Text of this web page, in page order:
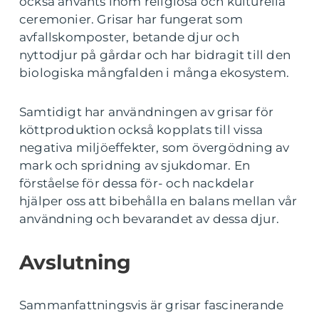
ceremonier. Grisar har fungerat som
avfallskomposter, betande djur och
nyttodjur på gårdar och har bidragit till den
biologiska mångfalden i många ekosystem.
Samtidigt har användningen av grisar för
köttproduktion också kopplats till vissa
negativa miljöeffekter, som övergödning av
mark och spridning av sjukdomar. En
förståelse för dessa för- och nackdelar
hjälper oss att bibehålla en balans mellan vår
användning och bevarandet av dessa djur.
Avslutning
Sammanfattningsvis är grisar fascinerande